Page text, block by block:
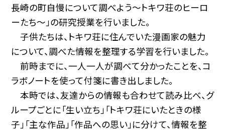
長崎の町自慢について調べよう〜トキワ荘のヒーロ
ーたち〜」の研究授業を行いました。
子供たちは、トキワ荘に住んでいた漫画家の魅力
について、調べた情報を整理する学習を行いました。
前時までに、一人一人が調べて分かったことを、コ
ラボノートを使って付箋に書き出しました。
本時では、友達からの情報も合わせて読み比べ、グ
ループごとに「生い立ち」「トキワ荘にいたときの様
子」「主な作品」「作品への思い」に分けて、情報を整